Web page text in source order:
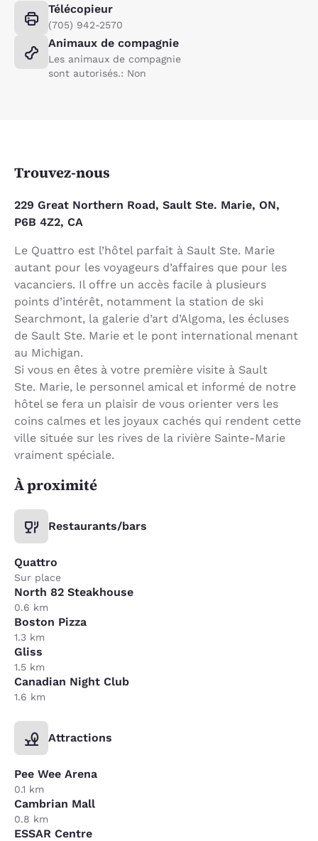
Télécopieur
(705) 942-2570
Animaux de compagnie
Les animaux de compagnie
sont autorisés.: Non
Trouvez-nous
229 Great Northern Road, Sault Ste. Marie, ON,
P6B 4Z2, CA
Le Quattro est l’hôtel parfait à Sault Ste. Marie
autant pour les voyageurs d’affaires que pour les
vacanciers. Il offre un accès facile à plusieurs
points d’intérêt, notamment la station de ski
Searchmont, la galerie d’art d’Algoma, les écluses
de Sault Ste. Marie et le pont international menant
au Michigan.
Si vous en êtes à votre première visite à Sault
Ste. Marie, le personnel amical et informé de notre
hôtel se fera un plaisir de vous orienter vers les
coins calmes et les joyaux cachés qui rendent cette
ville située sur les rives de la rivière Sainte-Marie
vraiment spéciale.
À proximité
Restaurants/bars
Quattro
Sur place
North 82 Steakhouse
0.6 km
Boston Pizza
1.3 km
Gliss
1.5 km
Canadian Night Club
1.6 km
Attractions
Pee Wee Arena
0.1 km
Cambrian Mall
0.8 km
ESSAR Centre